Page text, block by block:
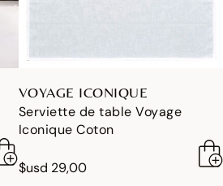
VOYAGE ICONIQUE
Serviette de table Voyage
Iconique Coton
$usd 29,00